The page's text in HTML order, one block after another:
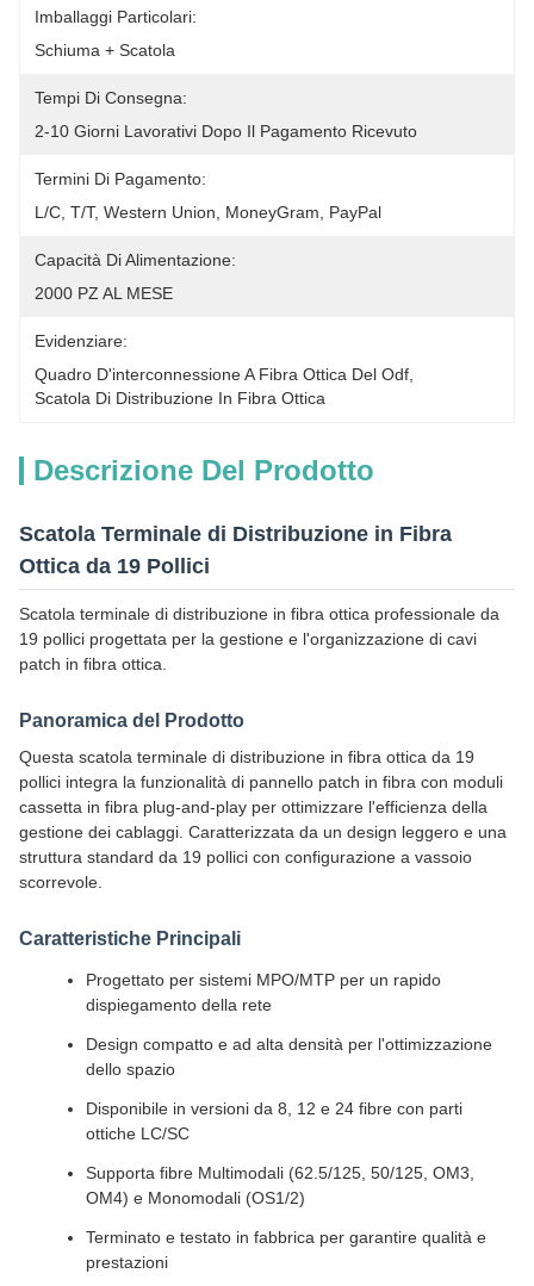
Imballaggi Particolari:
Schiuma + Scatola
Tempi Di Consegna:
2-10 Giorni Lavorativi Dopo Il Pagamento Ricevuto
Termini Di Pagamento:
L/C, T/T, Western Union, MoneyGram, PayPal
Capacità Di Alimentazione:
2000 PZ AL MESE
Evidenziare:
Quadro D'interconnessione A Fibra Ottica Del Odf
Scatola Di Distribuzione In Fibra Ottica
Descrizione Del Prodotto
Scatola Terminale di Distribuzione in Fibra
Ottica da 19 Pollici
Scatola terminale di distribuzione in fibra ottica professionale da
19 pollici progettata per la gestione e l'organizzazione di cavi
patch in fibra ottica.
Panoramica del Prodotto
Questa scatola terminale di distribuzione in fibra ottica da 19
pollici integra la funzionalità di pannello patch in fibra con moduli
cassetta in fibra plug-and-play per ottimizzare l'efficienza della
gestione dei cablaggi. Caratterizzata da un design leggero e una
struttura standard da 19 pollici con configurazione a vassoio
scorrevole.
Caratteristiche Principali
Progettato per sistemi MPO/MTP per un rapido
dispiegamento della rete
Design compatto e ad alta densità per l'ottimizzazione
dello spazio
Disponibile in versioni da 8, 12 e 24 fibre con parti
ottiche LC/SC
Supporta fibre Multimodali (62.5/125, 50/125, OM3,
OM4) e Monomodali (OS1/2)
Terminato e testato in fabbrica per garantire qualità e
prestazioni